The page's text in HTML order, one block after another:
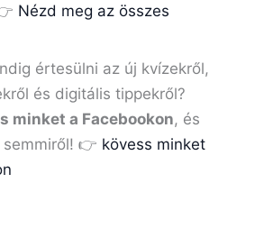
Nézd meg az összes
értesülni az új kvízekről,
és digitális tippekről?
minket a Facebookon, és
👉 kövess minket